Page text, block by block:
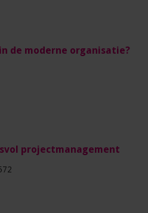
de moderne organisatie?
projectmanagement